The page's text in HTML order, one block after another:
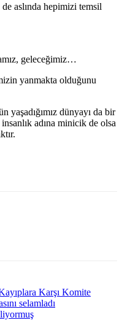
aslında hepimizi temsil
geleceğimiz…
yanmakta olduğunu
yaşadığımız dünyayı da bir
adına minicik de olsa
Karşı Komite
selamladı